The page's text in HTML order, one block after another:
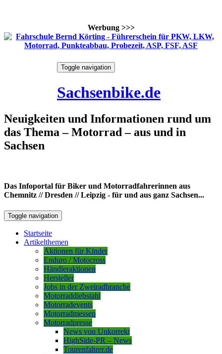
Werbung >>>
Toggle navigation
Sachsenbike.de
Neuigkeiten und Informationen rund um
das Thema – Motorrad – aus und in
Sachsen
Das Infoportal für Biker und Motorradfahrerinnen aus
Chemnitz // Dresden // Leipzig - für und aus ganz Sachsen...
Toggle navigation
Startseite
Artikelthemen
Aktionen für Kinder
Enduro / Motocross
Händleraktionen
Hersteller
Jobs in der Zweiradbranche
Motorraddiebstahl
Motorradevents
Motorradmessen
Motorradpresse
News von Unkorrekt
HighSide-PR – News
Tourenfahrer.de